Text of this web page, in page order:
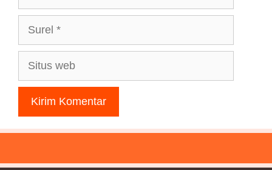
Surel
Situs
web